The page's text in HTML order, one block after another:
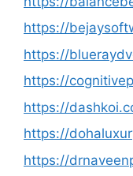
https://
https://
https://
https://
https://
https://